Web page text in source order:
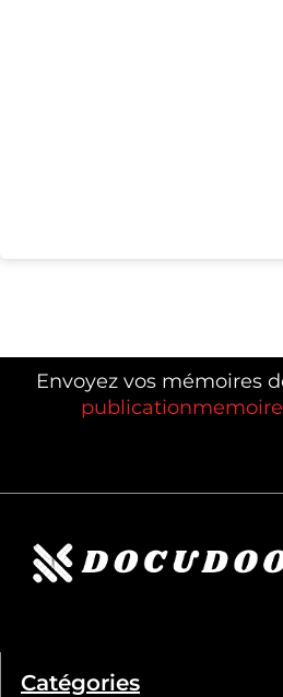
Envoyez vos mémoires
Catégories